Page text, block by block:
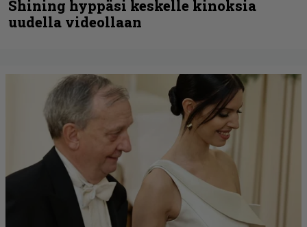
Shining hyppäsi keskelle kinoksia
uudella videollaan